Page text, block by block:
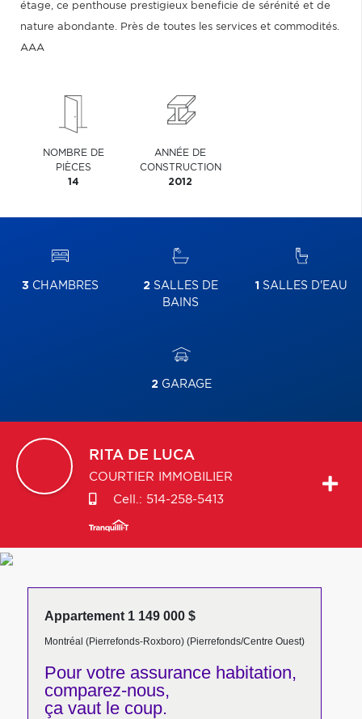
étage, ce penthouse prestigieux beneficie de sérénité et de
nature abondante. Près de toutes les services et commodités.
AAA
NOMBRE DE
PIÈCES
14
ANNÉE DE
CONSTRUCTION
2012
3 CHAMBRES 2 SALLES DE
BAINS
1 SALLES D'EAU
2GARAGE
RITA DE LUCA
COURTIER IMMOBILIER
Cell.: 514-258-5413
Appartement 1 149 000 $
Montréal (Pierrefonds-Roxboro) (Pierrefonds/Centre Ouest)
Pour votreassurance habitation,
comparez-nous,
ça vaut le coup.